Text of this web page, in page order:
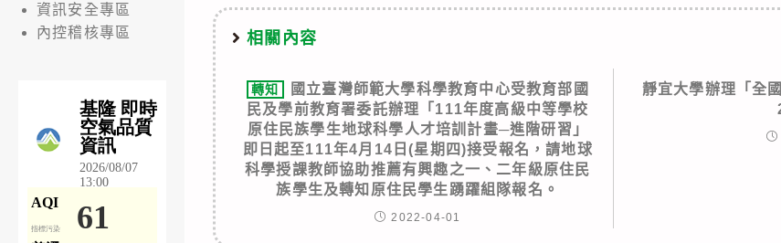
相關內容
轉知
國立臺灣師範大學科學教育中心受教育部國
民及學前教育署委託辦理「111年度高級中等學校
原住民族學生地球科學人才培訓計畫─進階研習」
即日起至111年4月14日(星期四)接受報名，請地球
科學授課教師協助推薦有興趣之一、二年級原住民
族學生及轉知原住民學生踴躍組隊報名。
2022-04-01
靜宜大學辦理「全
資訊安全專區
內控稽核專區